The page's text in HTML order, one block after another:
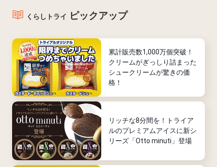
くらしトライ ピックアップ
累計販売数1,000万個突破！
クリームがぎっしり詰まった
シュークリームが驚きの価
格！
リッチな8分間を！トライア
ルのプレミアムアイスに新シ
リーズ「Otto minuti」登場